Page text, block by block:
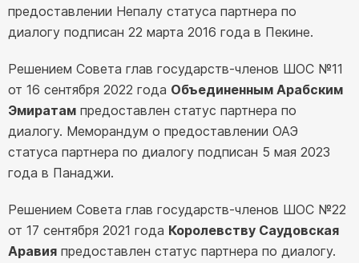
предоставлении Непалу статуса партнера по
диалогу подписан 22 марта 2016 года в Пекине.
Решением Совета глав государств-членов ШОС №11
от 16 сентября 2022 года Объединенным Арабским
Эмиратам предоставлен статус партнера по
диалогу. Меморандум о предоставлении ОАЭ
статуса партнера по диалогу подписан 5 мая 2023
года в Панаджи.
Решением Совета глав государств-членов ШОС №22
от 17 сентября 2021 года Королевству Саудовская
Аравия предоставлен статус партнера по диалогу.